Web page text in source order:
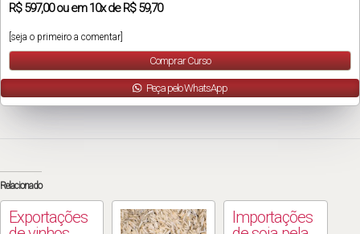
R$597,00ou em10xde R$ 59,70
[seja o primeiro a comentar]
Comprar Curso
Peça pelo WhatsApp
Relacionado
Exportações
Importações